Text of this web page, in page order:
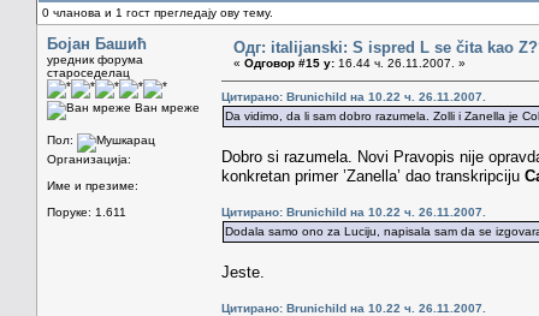
0 чланова и 1 гост прегледају ову тему.
Бојан Башић
уредник форума
староседелац
Ван мреже
Пол:
Организација:
Име и презиме:
Поруке: 1.611
Одг: italijanski: S ispred L se čita kao
« Одговор #15 у: 16.44 ч. 26.11.2007. »
Цитирано: Brunichild на 10.22 ч. 26.11.2007.
Da vidimo, da li sam dobro razumela. Zolli i Zanella je
Dobro si razumela. Novi Pravopis nije
konkretan primer ’Zanella’ dao transkripciju
Цитирано: Brunichild на 10.22 ч. 26.11.2007.
Dodala samo ono za Luciju, napisala sam da se
Jeste.
Цитирано: Brunichild на 10.22 ч. 26.11.2007.